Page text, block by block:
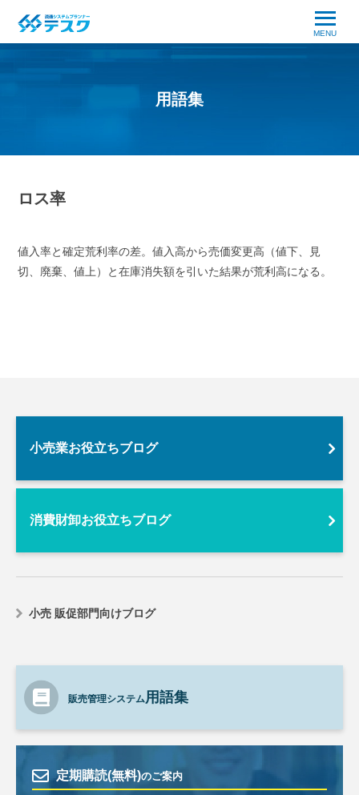
MENU
用語集
ロス率
値入率と確定荒利率の差。値入高から売価変更高（値下、見
切、廃棄、値上）と在庫消失額を引いた結果が荒利高になる。
小売業お役立ちブログ
消費財卸お役立ちブログ
小売 販促部門向けブログ
販売管理システム用語集
定期購読(無料)のご案内